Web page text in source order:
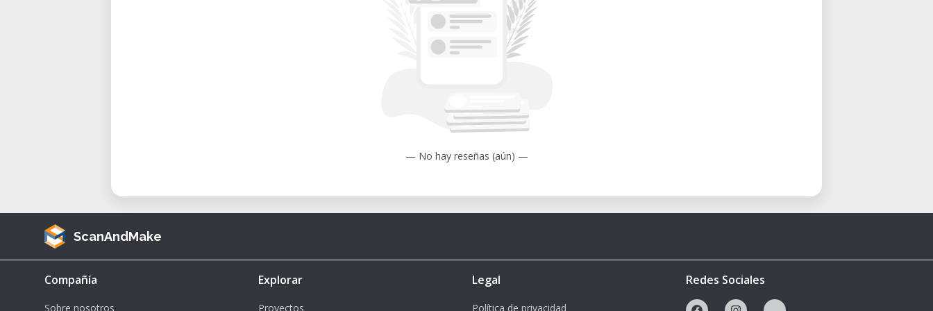
und anschließend mit einer Heißpresse auf dein T-Shirt übertragen. Am
Ende hältst du dein eigenes, selbst gestaltetes Kleidungsstück in den
Per E-Mail an:fablab@spielraumfueralle.at
fablab.spielraumfueralle.at
— No hay reseñas (aún) —
ScanAndMake
Compañía
Sobre nosotros
Explorar
Proyectos
Legal
Política de privacidad
Redes Sociales